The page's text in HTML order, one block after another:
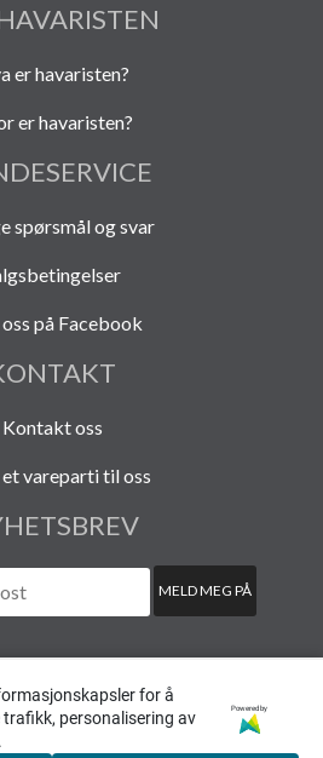
for å
personalisering av
Powered by
er havaristen?
er havaristen?
spørsmål og svar
på Facebook
Kontakt oss
et vareparti til oss
(org. nr. 940 108 454)